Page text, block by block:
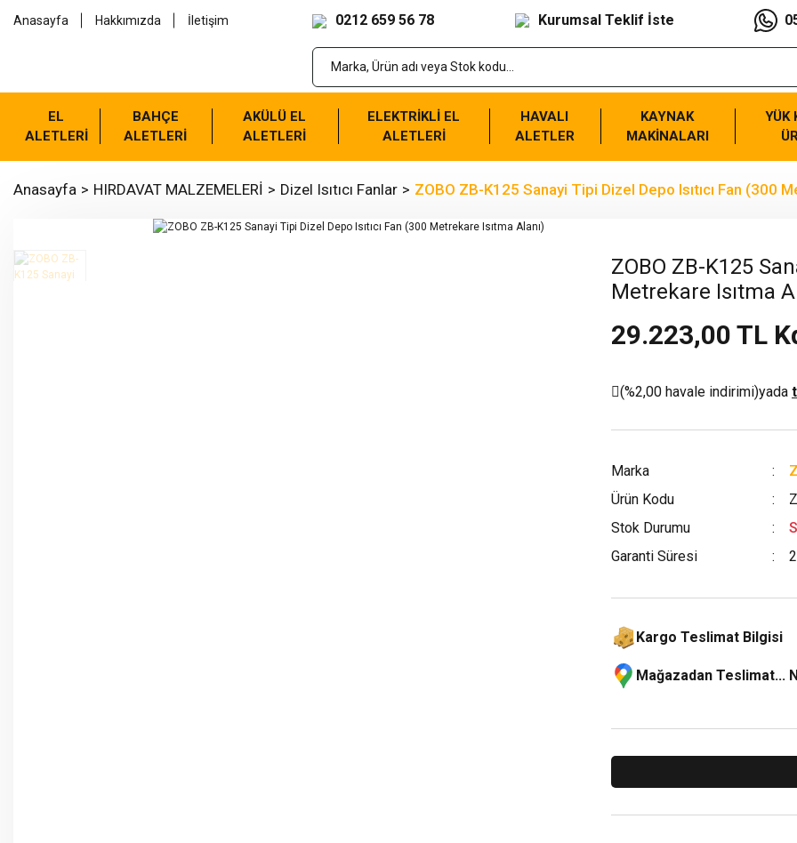
Anasayfa Hakkımızda İletişim 0212 659 56 78 Kurumsal Teklif İste
EL
ALETLERİ
BAHÇE
ALETLERİ
AKÜLÜ EL
ALETLERİ
ELEKTRİKLİ EL
ALETLERİ
HAVALI
ALETLER
KAYNAK
MAKİNALARI
YÜK
Anasayfa HIRDAVAT MALZEMELERİ Dizel Isıtıcı Fanlar ZOBO ZB-K125 Sanayi Tipi Dizel Depo Isıtıcı Fan (300
ZOBO ZB-K125
Metrekare Isıtma
29.223,00 TL
(%2,00 havale indirimi)yada
Marka
Ürün Kodu
Stok Durumu
Garanti Süresi
Kargo Teslimat Bilgisi
Mağazadan Teslimat...